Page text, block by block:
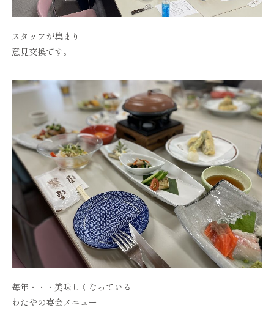
スタッフが集まり
意見交換です。
毎年・・・美味しくなっている
わたやの宴会メニュー